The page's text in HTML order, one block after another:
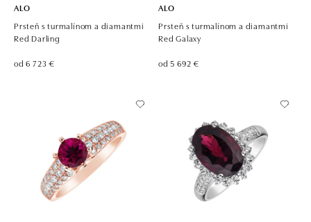
ALO
Prsteň s turmalínom a diamantmi
Red Darling
od 6 723 €
ALO
Prsteň s turmalínom a diamantmi
Red Galaxy
od 5 692 €